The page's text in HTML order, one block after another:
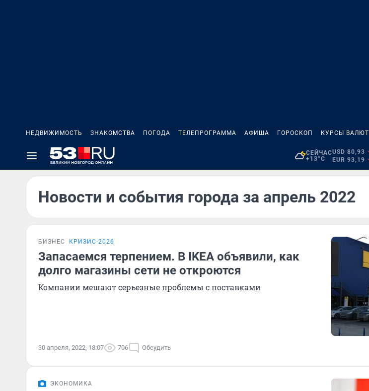
НЕДВИЖИМОСТЬ ЗНАКОМСТВА ПОГОДА ТЕЛЕПРОГРАММА АФИША ГОРОСКОП КУРСЫ ВАЛЮТ
СЕЙЧАС
+13°C
USD 80,93
EUR 93,19
Новости и события города за апрель 2022
БИЗНЕС КРИЗИС-2026
Запасаемся терпением. В IKEA объявили, как
долго магазины сети не откроются
Компании мешают серьезные проблемы с поставками
30 апреля, 2022, 18:07 706 Обсудить
ЭКОНОМИКА